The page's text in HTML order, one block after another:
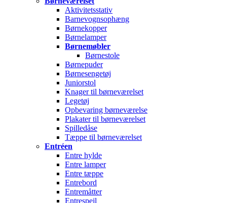
Aktivitetsstativ
Barnevognsophæng
Børnekopper
Børnelamper
Børnemøbler
Børnestole
Børnepuder
Børnesengetøj
Juniorstol
Knager til børneværelset
Legetøj
Opbevaring børneværelse
Plakater til børneværelset
Spilledåse
Tæppe til børneværelset
Entréen
Entre hylde
Entre lamper
Entre tæppe
Entrebord
Entremåtter
Entrespejl